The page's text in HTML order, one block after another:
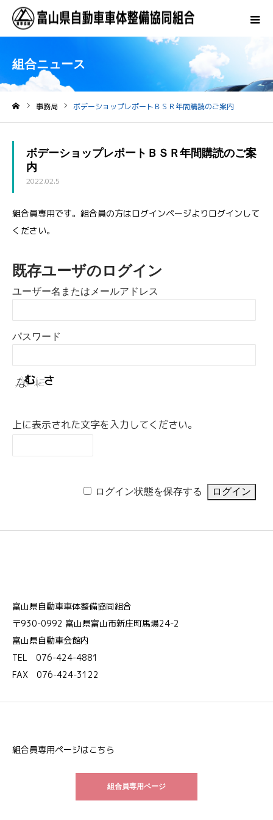
組合ニュース
事務局 ボデーショップレポートＢＳＲ年間購読のご案内
ボデーショップレポートＢＳＲ年間購読のご案
内
2022.02.5
組合員専用です。組合員の方はログインページよりログインして
ください。
既存ユーザのログイン
ユーザー名またはメールアドレス
パスワード
上に表示された文字を入力してください。
ログイン状態を保存する
富山県自動車車体整備協同組合
〒930-0992 富山県富山市新庄町馬場24-2
富山県自動車会館内
TEL 076-424-4881
FAX 076-424-3122
組合員専用ページはこちら
組合員専用ページ